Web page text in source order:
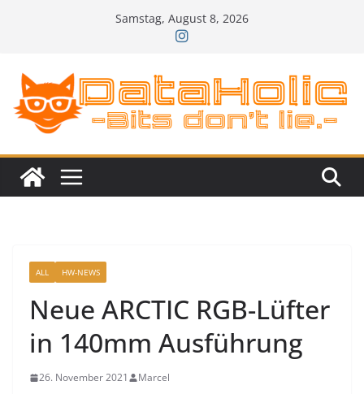
Samstag, August 8, 2026
ALL HW-NEWS
Neue ARCTIC RGB-Lüfter
in 140mm Ausführung
26. November 2021 Marcel